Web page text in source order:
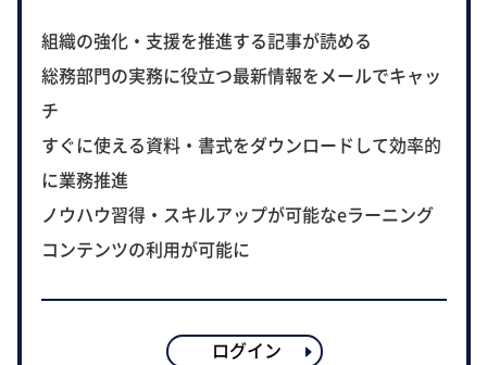
組織の強化・支援を推進する記事が読める
総務部門の実務に役立つ最新情報をメールでキャッ
チ
すぐに使える資料・書式をダウンロードして効率的
に業務推進
ノウハウ習得・スキルアップが可能なeラーニング
コンテンツの利用が可能に
ログイン